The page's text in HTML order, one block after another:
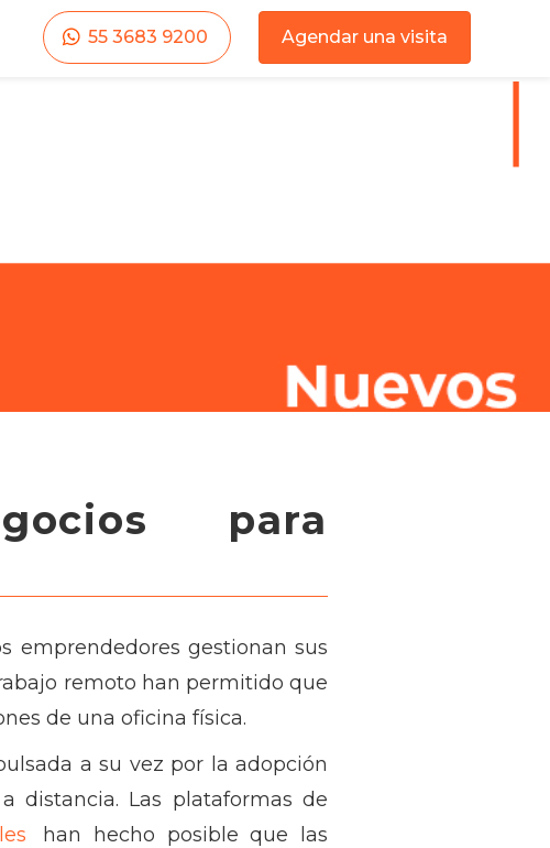
Agendar una visita
55 3683 9200
para
gestionan sus
remoto han permitido que
de una oficina física.
a su vez por la adopción
distancia. Las plataformas de
han hecho posible que las